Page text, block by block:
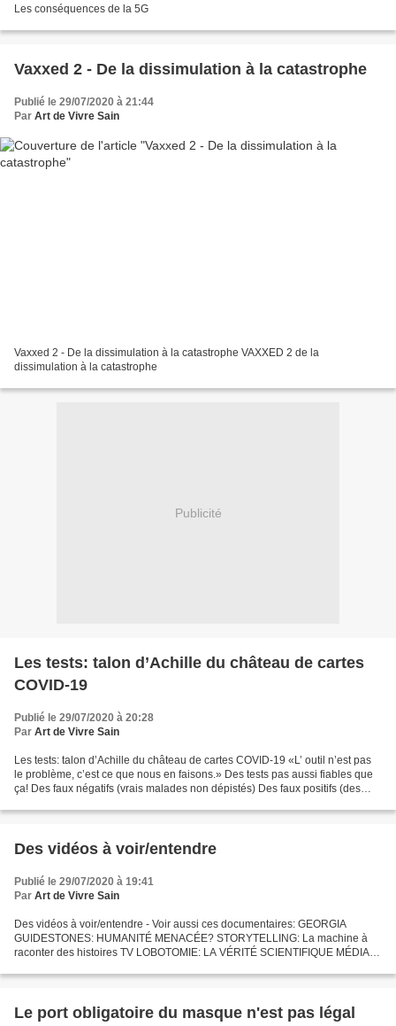
Les conséquences de la 5G
Vaxxed 2 - De la dissimulation à la catastrophe
Publié le 29/07/2020 à 21:44
Par Art de Vivre Sain
Vaxxed 2 - De la dissimulation à la catastrophe VAXXED 2 de la
dissimulation à la catastrophe
Publicité
Les tests: talon d’Achille du château de cartes
COVID-19
Publié le 29/07/2020 à 20:28
Par Art de Vivre Sain
Les tests: talon d’Achille du château de cartes COVID-19 «L’ outil n’est pas
le problème, c’est ce que nous en faisons.» Des tests pas aussi fiables que
ça! Des faux négatifs (vrais malades non dépistés) Des faux positifs (des
Des vidéos à voir/entendre
Publié le 29/07/2020 à 19:41
Par Art de Vivre Sain
Des vidéos à voir/entendre - Voir aussi ces documentaires: GEORGIA
GUIDESTONES: HUMANITÉ MENACÉE? STORYTELLING: La machine à
raconter des histoires TV LOBOTOMIE: LA VÉRITÉ SCIENTIFIQUE MÉDIAS
POLITIQUE...
Le port obligatoire du masque n'est pas légal